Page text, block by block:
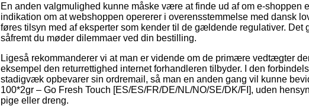
En anden valgmulighed kunne måske være at finde ud af om e-
indikation om at webshoppen opererer i overensstemmelse med dansk
føres tilsyn med af eksperter som kender til de gældende regulativer. Det
såfremt du møder dilemmaer ved din bestilling.
Ligeså rekommanderer vi at man er vidende om de primære vedtægter
eksempel den returrettighed internet forhandleren tilbyder. I den
stadigvæk opbevarer sin ordremail, så man en anden gang vil kunne
100*2gr – Go Fresh Touch [ES/ES/FR/DE/NL/NO/SE/DK/FI], uden
pige eller dreng.